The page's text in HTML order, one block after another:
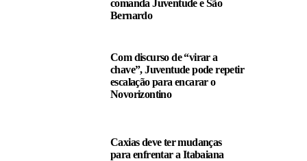
comanda Juventude e São
Bernardo
Com discurso de “virar a
chave”, Juventude pode repetir
escalação para encarar o
Novorizontino
Caxias deve ter mudanças
para enfrentar a Itabaiana